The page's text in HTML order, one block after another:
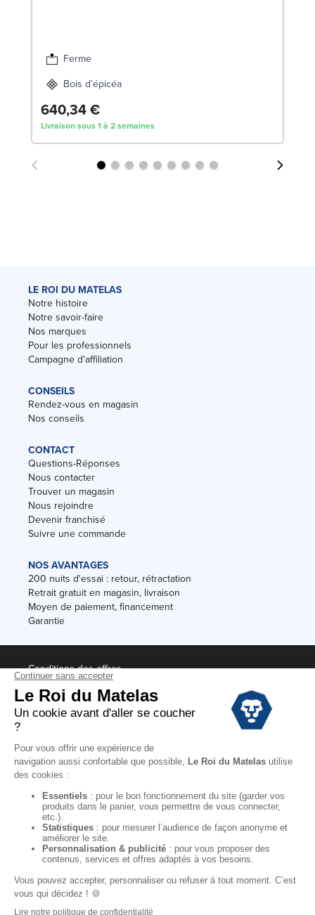
Ferme
Bois d’épicéa
640,34 €
Livraison sous 1 à 2 semaines
LE ROI DU MATELAS
Notre histoire
Notre savoir-faire
Nos marques
Pour les professionnels
Campagne d'affiliation
CONSEILS
Rendez-vous en magasin
Nos conseils
CONTACT
Questions-Réponses
Nous contacter
Trouver un magasin
Nous rejoindre
Devenir franchisé
Suivre une commande
NOS AVANTAGES
200 nuits d'essai : retour, rétractation
Retrait gratuit en magasin, livraison
Moyen de paiement, financement
Garantie
Conditions des offres
Black Friday
Destockage
Soldes
Conditions Générales de vente magasin
Conditions Générales de vente internet
Mentions Légales
Données personnelles
Codes promo Le Roi du Matelas
Copyright © 2022. All rights reserved.